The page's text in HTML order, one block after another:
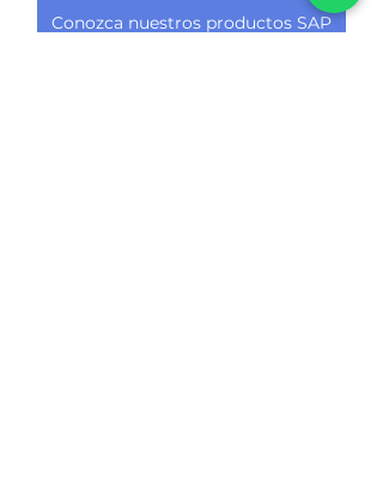
Conozca nuestros productos SAP